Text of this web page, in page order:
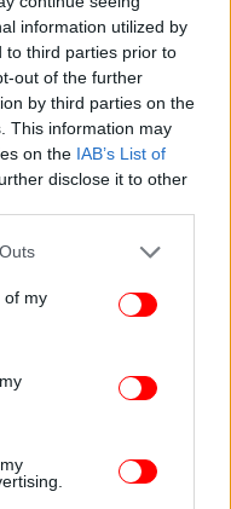
information utilized by
to third parties prior to
out of the further
by third parties on the
This information may
on the IAB’s List of
disclose it to other
one or more Google
You may click to
its third-party tags to
in below Google
of my